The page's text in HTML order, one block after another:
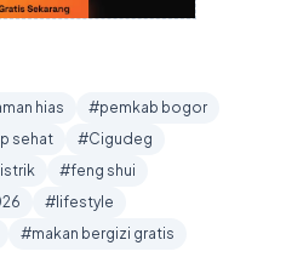
hias
#pemkab bogor
sehat
#Cigudeg
#feng shui
#lifestyle
#makan bergizi gratis